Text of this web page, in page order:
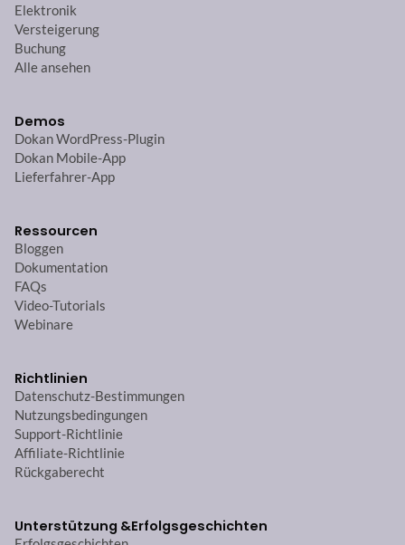
Elektronik
Versteigerung
Buchung
Alle ansehen
Demos
Dokan WordPress-Plugin
Dokan Mobile-App
Lieferfahrer-App
Ressourcen
Bloggen
Dokumentation
FAQs
Video-Tutorials
Webinare
Richtlinien
Datenschutz-Bestimmungen
Nutzungsbedingungen
Support-Richtlinie
Affiliate-Richtlinie
Rückgaberecht
Unterstützung &Erfolgsgeschichten